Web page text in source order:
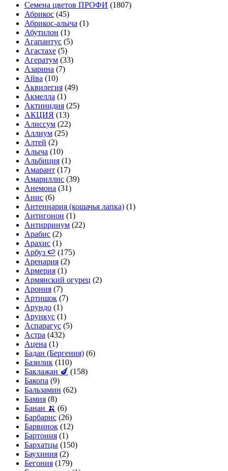
Cемена цветов ПРОФИ (1807)
Абрикос (45)
Абрикос-алыча (1)
Абутилон (1)
Агапантус (5)
Агастахе (5)
Агератум (33)
Азарина (7)
Айва (10)
Аквилегия (49)
Акмелла (1)
Актинидия (25)
АКЦИЯ (13)
Алиссум (22)
Аллиум (25)
Алтей (2)
Алыча (10)
Альбиция (1)
Амарант (17)
Амариллис (39)
Анемона (31)
Анис (6)
Антеннария (кошачья лапка) (1)
Антигонон (1)
Антирринум (22)
Арабис (2)
Арахис (1)
Арбуз 🍉 (175)
Аренария (2)
Армерия (1)
Армянский огурец (2)
Арония (7)
Артишок (7)
Арундо (1)
Арункус (1)
Аспарагус (5)
Астра (432)
Ацена (1)
Бадан (Бергения) (6)
Базилик (110)
Баклажан 🍆 (158)
Бакопа (9)
Бальзамин (62)
Бамия (8)
Банан 🍌 (6)
Барбарис (26)
Барвинок (12)
Бартония (1)
Бархатцы (150)
Баухиния (2)
Бегония (179)